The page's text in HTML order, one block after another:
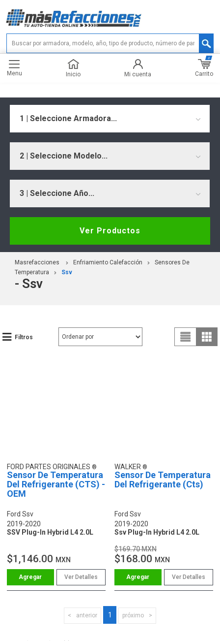
Menu Inicio Mi cuenta Carrito
0
1 | Seleccione Armadora...
2 | Seleccione Modelo...
3 | Seleccione Año...
Ver Productos
Masrefacciones Enfriamiento Calefacción
Sensores De
Temperatura
Ssv
- Ssv
Filtros
FORD PARTES ORIGINALES
Sensor De Temperatura
Del Refrigerante (CTS) -
OEM
Ford Ssv
2019-2020
SSV Plug-In Hybrid L4 2.0L
$1,146.00 MXN
Ver Detalles
WALKER
Sensor De Temperatura
Del Refrigerante (Cts)
Ford Ssv
2019-2020
Ssv Plug-In Hybrid L4 2.0L
$169.70 MXN
$168.00 MXN
Ver Detalles
anterior 1 próximo